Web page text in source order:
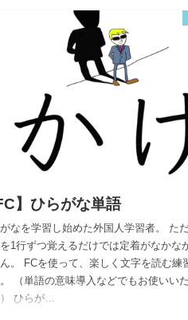
】ひらがな単語
なを学習し始めた外国人学習者。 た
1行ずつ覚えるだけでは定着がなかな
。 FCを使って、楽しく文字を読む練
。 （単語の意味導入などでもお使いい
ひらが…